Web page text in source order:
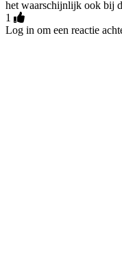
het waarschijnlijk ook bij
1
Log in om een reactie